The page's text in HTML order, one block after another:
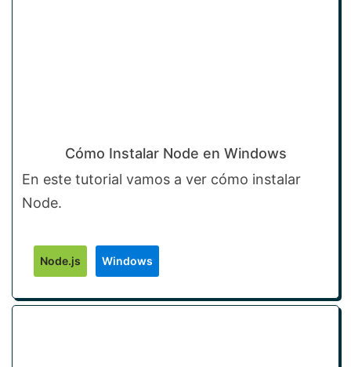
Cómo Instalar Node en Windows
En este tutorial vamos a ver cómo instalar
Node.
Node.js Windows